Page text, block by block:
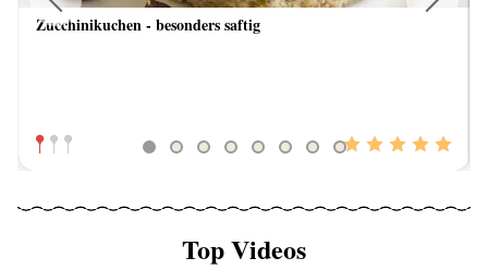
Zucchinikuchen - besonders saftig
Previous
Top Videos